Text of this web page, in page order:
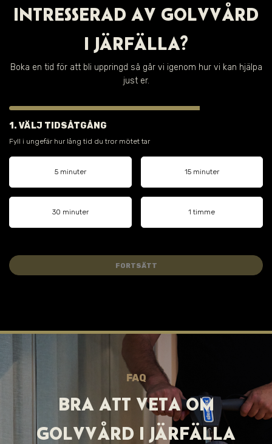
INTRESSERAD AV GOLVVÅRD
I JÄRFÄLLA?
Boka en tid för att bli uppringd så går vi igenom hur vi kan hjälpa
just er.
1. VÄLJ TIDSÅTGÅNG
Fyll i ungefär hur lång tid du tror mötet tar
5 minuter 15 minuter
30 minuter 1 timme
FORTSÄTT
FAQ
BRA ATT VET A OM
GOLVVÅRD I JÄRFÄLLA